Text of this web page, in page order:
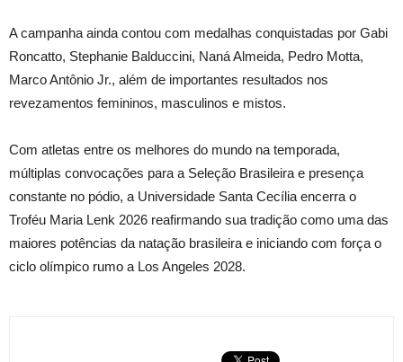
A campanha ainda contou com medalhas conquistadas por Gabi
Roncatto, Stephanie Balduccini, Naná Almeida, Pedro Motta,
Marco Antônio Jr., além de importantes resultados nos
revezamentos femininos, masculinos e mistos.
Com atletas entre os melhores do mundo na temporada,
múltiplas convocações para a Seleção Brasileira e presença
constante no pódio, a Universidade Santa Cecília encerra o
Troféu Maria Lenk 2026 reafirmando sua tradição como uma das
maiores potências da natação brasileira e iniciando com força o
ciclo olímpico rumo a Los Angeles 2028.